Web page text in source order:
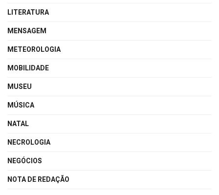
LITERATURA
MENSAGEM
METEOROLOGIA
MOBILIDADE
MUSEU
MÚSICA
NATAL
NECROLOGIA
NEGÓCIOS
NOTA DE REDAÇÃO